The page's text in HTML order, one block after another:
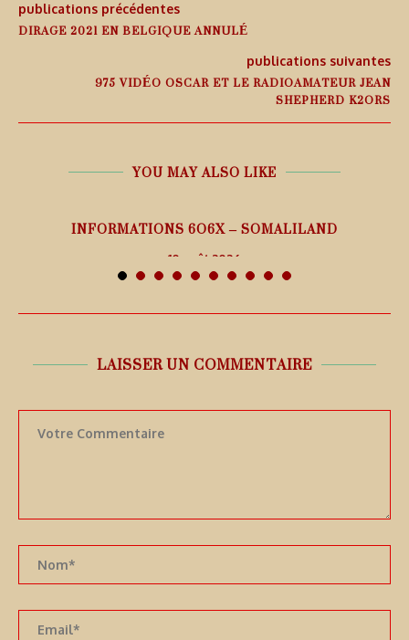
publications précédentes
DIRAGE 2021 EN BELGIQUE ANNULÉ
publications suivantes
975 VIDÉO OSCAR ET LE RADIOAMATEUR JEAN
SHEPHERD K2ORS
YOU MAY ALSO LIKE
INFORMATIONS 6O6X – SOMALILAND
10 août 2026
LAISSER UN COMMENTAIRE